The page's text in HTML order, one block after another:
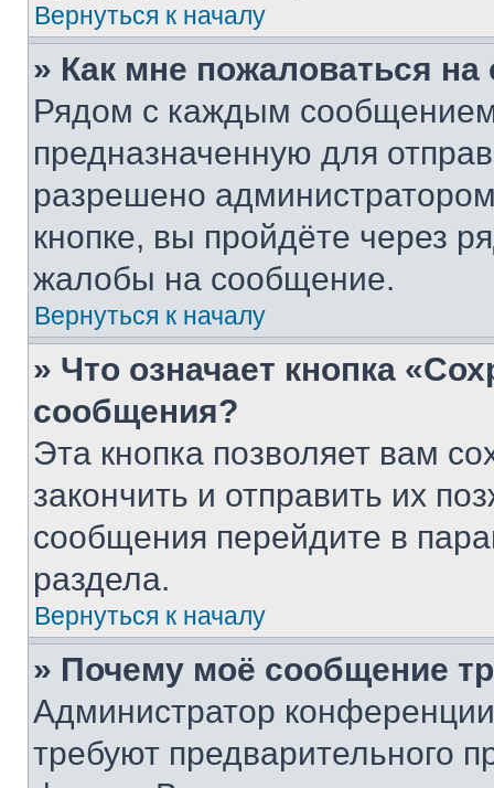
Вернуться к началу
» Как мне пожаловаться
Рядом с каждым сообщением
предназначенную для
разрешено
кнопке, вы пройдёте через
жалобы на сообщение.
Вернуться к началу
» Что означает кнопка
сообщения?
Эта кнопка позволяет вам
закончить и отправить их
сообщения перейдите в
раздела.
Вернуться к началу
» Почему моё сообщение
Администратор
требуют предварительного